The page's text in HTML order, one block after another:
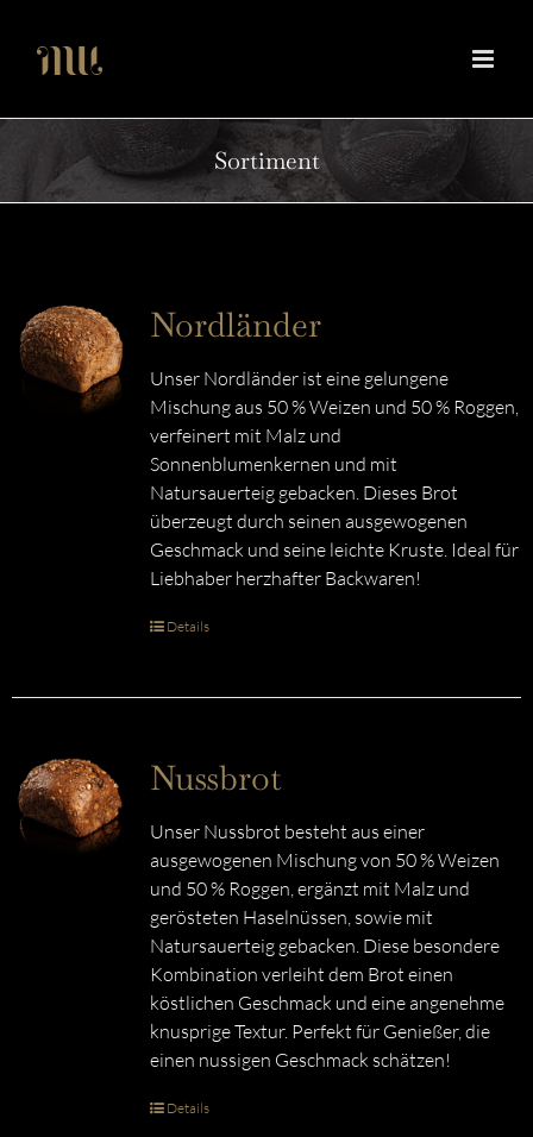
Inhalt
springen
Sortiment
Nordländer
Unser Nordländer ist eine gelungene
Mischung aus 50 % Weizen und 50 % Roggen,
verfeinert mit Malz und
Sonnenblumenkernen und mit
Natursauerteig gebacken. Dieses Brot
überzeugt durch seinen ausgewogenen
Geschmack und seine leichte Kruste. Ideal für
Liebhaber herzhafter Backwaren!
Details
Nussbrot
Unser Nussbrot besteht aus einer
ausgewogenen Mischung von 50 % Weizen
und 50 % Roggen, ergänzt mit Malz und
gerösteten Haselnüssen, sowie mit
Natursauerteig gebacken. Diese besondere
Kombination verleiht dem Brot einen
köstlichen Geschmack und eine angenehme
knusprige Textur. Perfekt für Genießer, die
einen nussigen Geschmack schätzen!
Details